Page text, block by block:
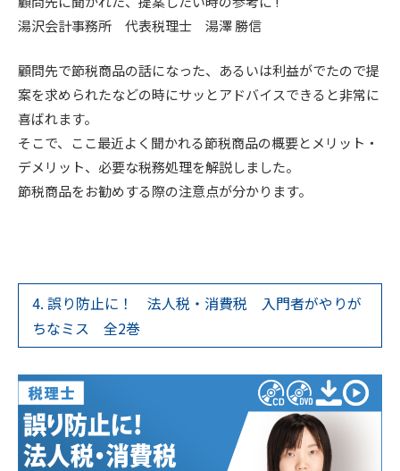
湯沢会計事務所 代表税理士 湯澤 勝信
顧問先で節税商品の話になった、あるいは利益がでたので提
案を求められたなどの時にサッとアドバイスできると非常に
喜ばれます。
そこで、ここ最近よく聞かれる節税商品の概要とメリット・
デメリット、必要な税務処理を解説しました。
節税商品をお勧めする際の注意点が分かります。
4. 誤り防止に！ 法人税・消費税 入門者がやりが
ちなミス 全2巻